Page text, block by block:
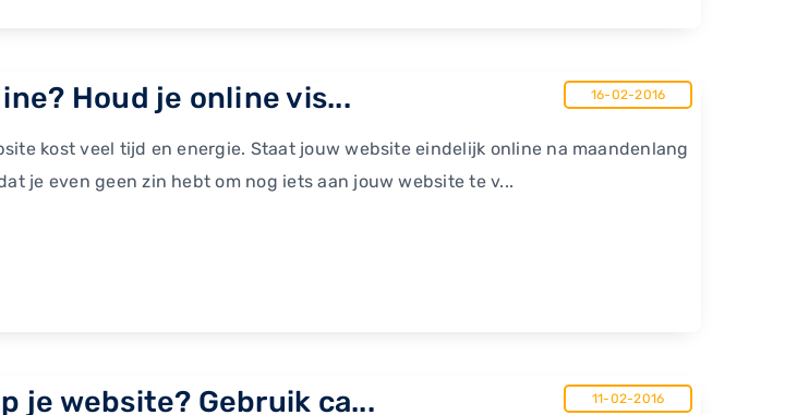
Houd je online vis... 16-02-2016
kost veel tijd en energie. Staat jouw website eindelijk online na maandenlang
je even geen zin hebt om nog iets aan jouw website te v...
je website? Gebruik ca... 11-02-2016